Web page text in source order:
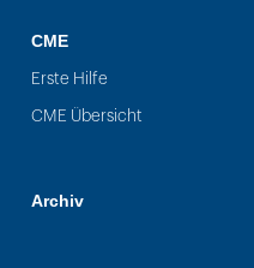
CME
Erste Hilfe
CME Übersicht
Archiv